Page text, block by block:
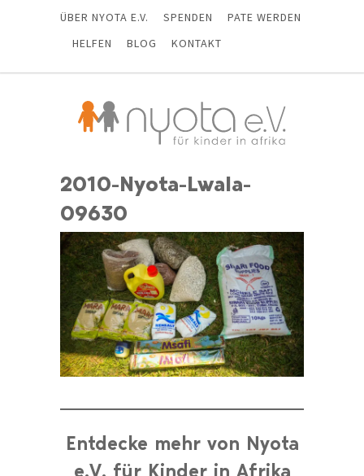
ÜBER NYOTA E.V. SPENDEN
PATE WERDEN
HELFEN
BLOG KONTAKT
2010-Nyota-Lwala-
09630
Entdecke mehr von Nyota
e.V. für Kinder in Afrika